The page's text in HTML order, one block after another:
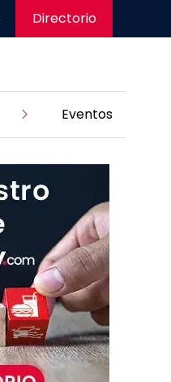
Directorio
Eventos